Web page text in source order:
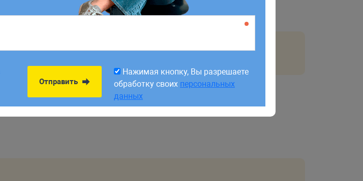
Нажимая кнопку, Вы разрешаете
данных
Отправить
Нажимая кнопку, Вы разрешаете
обработку своих персональных
данных